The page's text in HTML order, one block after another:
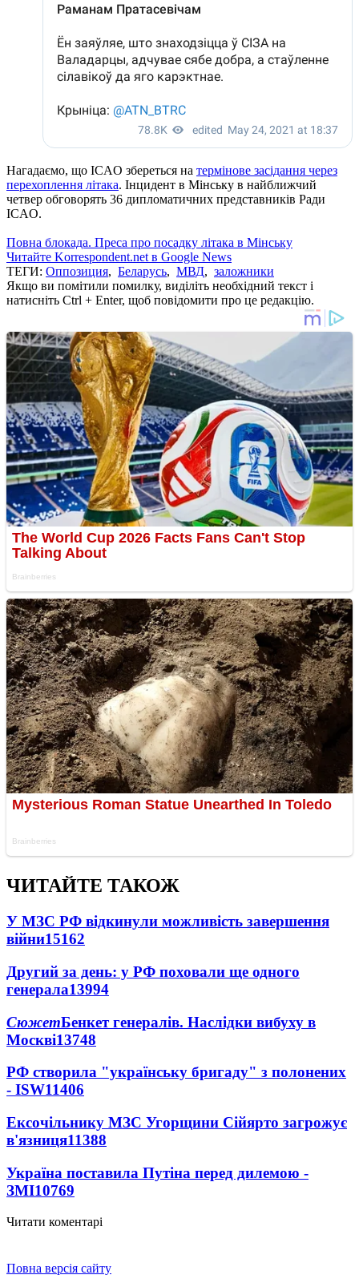
Нагадаємо, що ICAO збереться на термінове засідання через
перехоплення літака. Інцидент в Мінську в найближчий
четвер обговорять 36 дипломатичних представників Ради
ICAO.
Повна блокада. Преса про посадку літака в Мінську
Читайте Korrespondent.net в Google News
ТЕГИ: Оппозиция, Беларусь, МВД, заложники
Якщо ви помітили помилку, виділіть необхідний текст і
натисніть Ctrl + Enter, щоб повідомити про це редакцію.
ЧИТАЙТЕ ТАКОЖ
У МЗС РФ відкинули можливість завершення
війни15162
Другий за день: у РФ поховали ще одного
генерала13994
СюжетБенкет генералів. Наслідки вибуху в
Москві13748
РФ створила "українську бригаду" з полонених
- ISW11406
Ексочільнику МЗС Угорщини Сійярто загрожує
в'язниця11388
Україна поставила Путіна перед дилемою -
ЗМІ10769
Читати коментарі
Повна версія сайту